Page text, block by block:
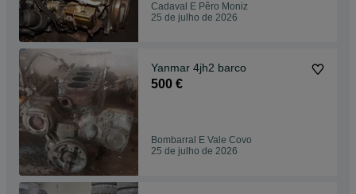
Cadaval E Pêro Moniz
25 de julho de 2026
Yanmar 4jh2 barco
500 €
Bombarral E Vale Covo
25 de julho de 2026